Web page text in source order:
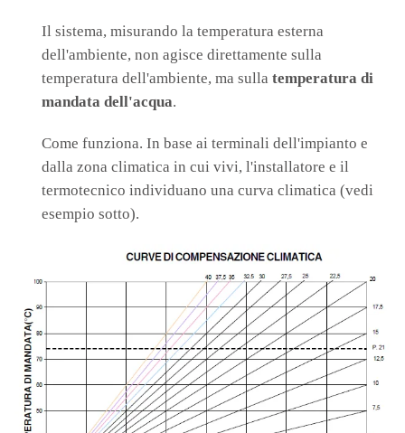
Il sistema, misurando la temperatura esterna
dell'ambiente, non agisce direttamente sulla
temperatura dell'ambiente, ma sulla temperatura di
mandata dell'acqua.
Come funziona. In base ai terminali dell'impianto e
dalla zona climatica in cui vivi, l'installatore e il
termotecnico individuano una curva climatica (vedi
esempio sotto).